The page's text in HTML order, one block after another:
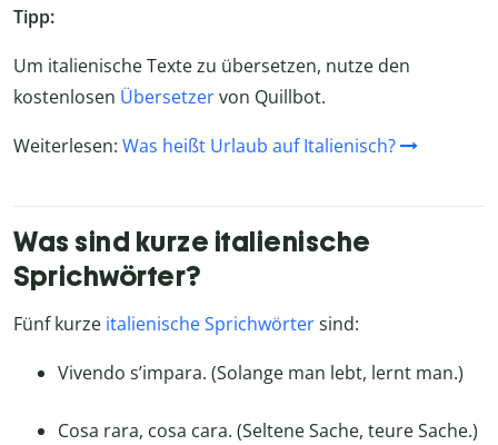
Tipp:
Um italienische Texte zu übersetzen, nutze den
kostenlosen Übersetzervon Quillbot.
Weiterlesen: Was heißt Urlaub auf Italienisch?
Was sind kurze italienische
Sprichwörter?
Fünf kurze italienische Sprichwörtersind:
Vivendo s’impara. (Solange man lebt, lernt man.)
Cosa rara, cosa cara. (Seltene Sache, teure Sache.)